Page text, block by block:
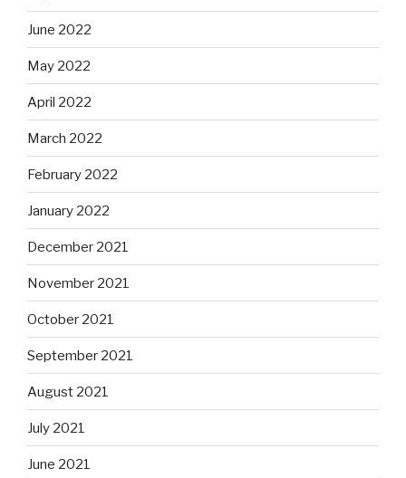
June 2022
May 2022
April 2022
March 2022
February 2022
January 2022
December 2021
November 2021
October 2021
September 2021
August 2021
July 2021
June 2021